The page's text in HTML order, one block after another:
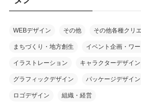
WEBデザイン その他 その他各種クリ
まちづくり・地方創生 イベント企画・ワ
イラストレーション キャラクターデザイン
グラフィックデザイン パッケージデザイン
ロゴデザイン 組織・経営